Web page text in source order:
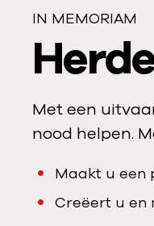
IN MEMORIAM
I
n
m
e
Met een
nood helpen.
Maakt u een
Creëert u en